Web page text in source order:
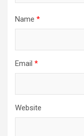
Name *
Email *
Website